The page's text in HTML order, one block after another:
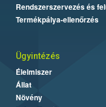
Rendszerszervezés és
Termékpálya-ellenőrzés
Ügyintézés
Élelmiszer
Állat
Növény